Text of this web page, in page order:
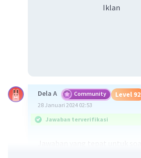
Iklan
Dela A Community Level 92
28 Januari 2024 02:53
Jawaban terverifikasi